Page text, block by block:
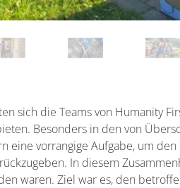
sich die Teams von Humanity
Besonders in den von
eine vorrangige Aufgabe, um
In diesem
waren. Ziel war es, den